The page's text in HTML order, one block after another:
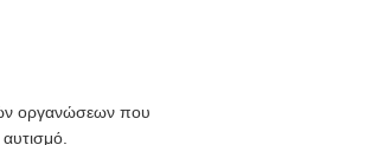
οργανώσεων που